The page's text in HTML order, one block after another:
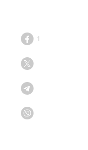
Facebook
1